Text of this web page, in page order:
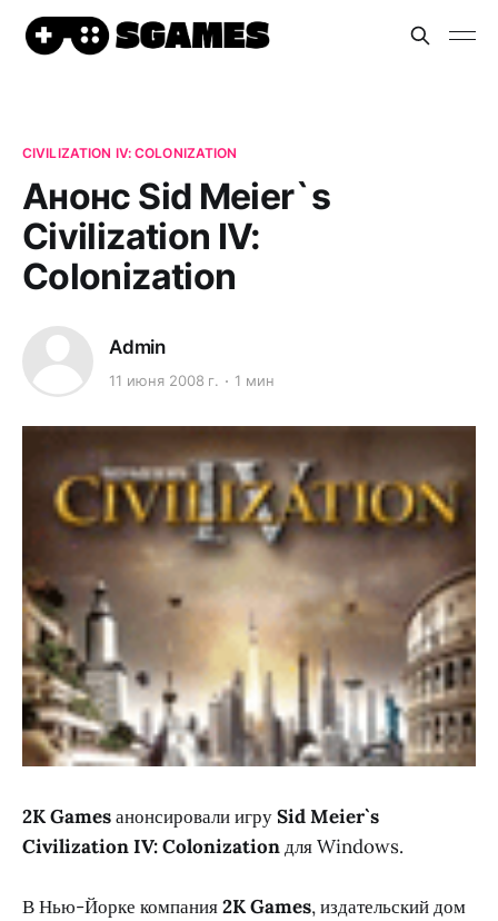
CIVILIZATION IV: COLONIZATION
Анонс Sid Meier`s
Civilization IV:
Colonization
Admin
11 июня 2008 г. 1 мин
2K Gamesанонсировали игруSid Meier`s
Civilization IV: Colonizationдля Windows.
В Нью-Йорке компания2K Games, издательский дом